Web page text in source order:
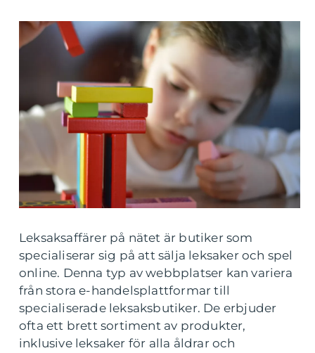
Leksaksaffärer på nätet är butiker som
specialiserar sig på att sälja leksaker och spel
online. Denna typ av webbplatser kan variera
från stora e-handelsplattformar till
specialiserade leksaksbutiker. De erbjuder
ofta ett brett sortiment av produkter,
inklusive leksaker för alla åldrar och